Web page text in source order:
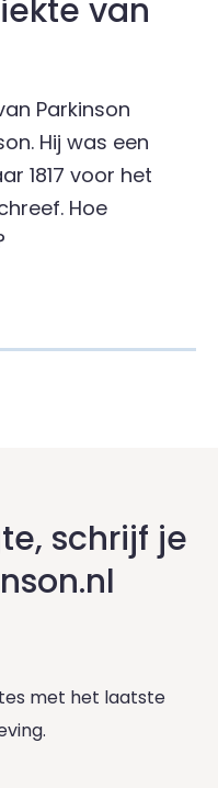
van
Parkinson
Hij was een
1817 voor het
Hoe
schrijf je
met het laatste